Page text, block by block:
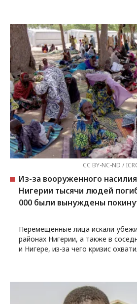
CC BY-NC-ND /
Из-за вооруженного
Нигерии тысячи людей
000 были вынуждены
Перемещенные лица искали
районах Нигерии, а также в
и Нигере, из-за чего кризис